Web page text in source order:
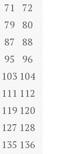
71
72
79
80
87
88
95
96
103 104
111 112
119 120
127 128
135 136